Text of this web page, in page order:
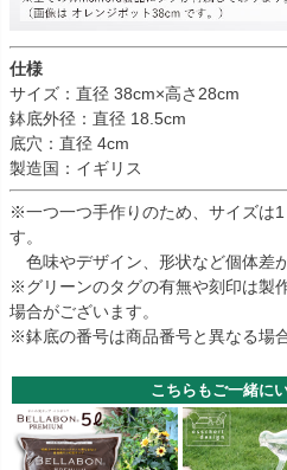
仕様
サイズ：直径 38cm×高さ28cm
鉢底外径：直径 18.5cm
底穴：直径 4cm
製造国：イギリス
※一つ一つ手作りのため、サイズは
す。
色味やデザイン、形状など個体差
※グリーンのタグの有無や刻印は製
場合がございます。
※鉢底の番号は商品番号と異なる場
こちらもご一緒に